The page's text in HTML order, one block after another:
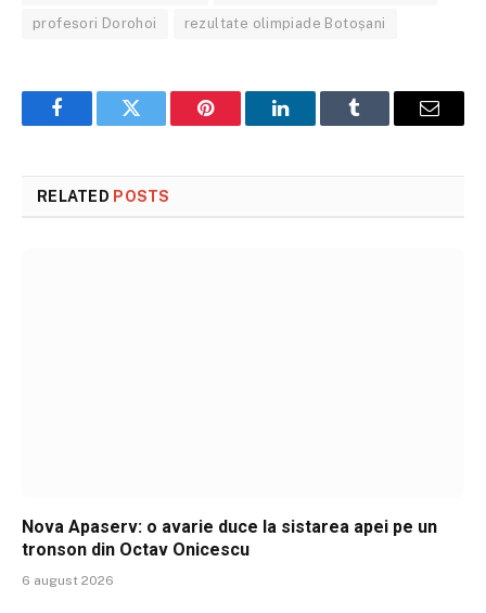
profesori Dorohoi rezultate olimpiade Botoșani
FacebookTwitter Pinterest LinkedInTumblr Email
RELATED POSTS
Nova Apaserv: o avarie duce la sistarea apei pe un
tronson din Octav Onicescu
6 august 2026